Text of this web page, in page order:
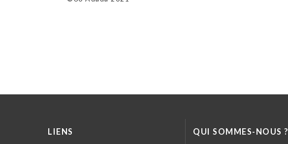
LIENS QUI SOMMES-NOUS ?